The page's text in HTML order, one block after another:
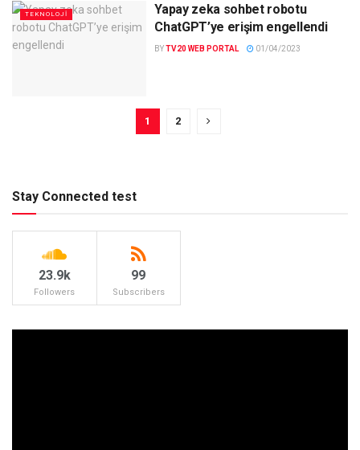
TEKNOLOJI
Yapay zeka sohbet robotu
ChatGPT’ye erişim engellendi
BYTV20 WEB PORTAL 01/04/2023
1 2
Stay Connected test
23.9k
Followers
99
Subscribers